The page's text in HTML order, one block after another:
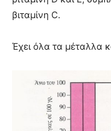
βιταμίνη C.
Έχει όλα τα μέταλλα